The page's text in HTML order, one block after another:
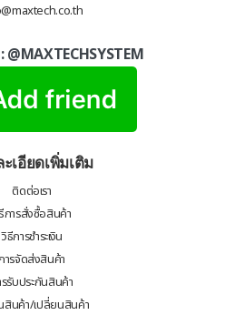
@MAXTECHSYSTEM
เอียดเพิ่มเติม
ติดต่อเรา
การสั่งซื้อสินค้า
วิธีการชำระเงิน
ารจัดส่งสินค้า
รับประกันสินค้า
สินค้า/เปลี่ยนสินค้า